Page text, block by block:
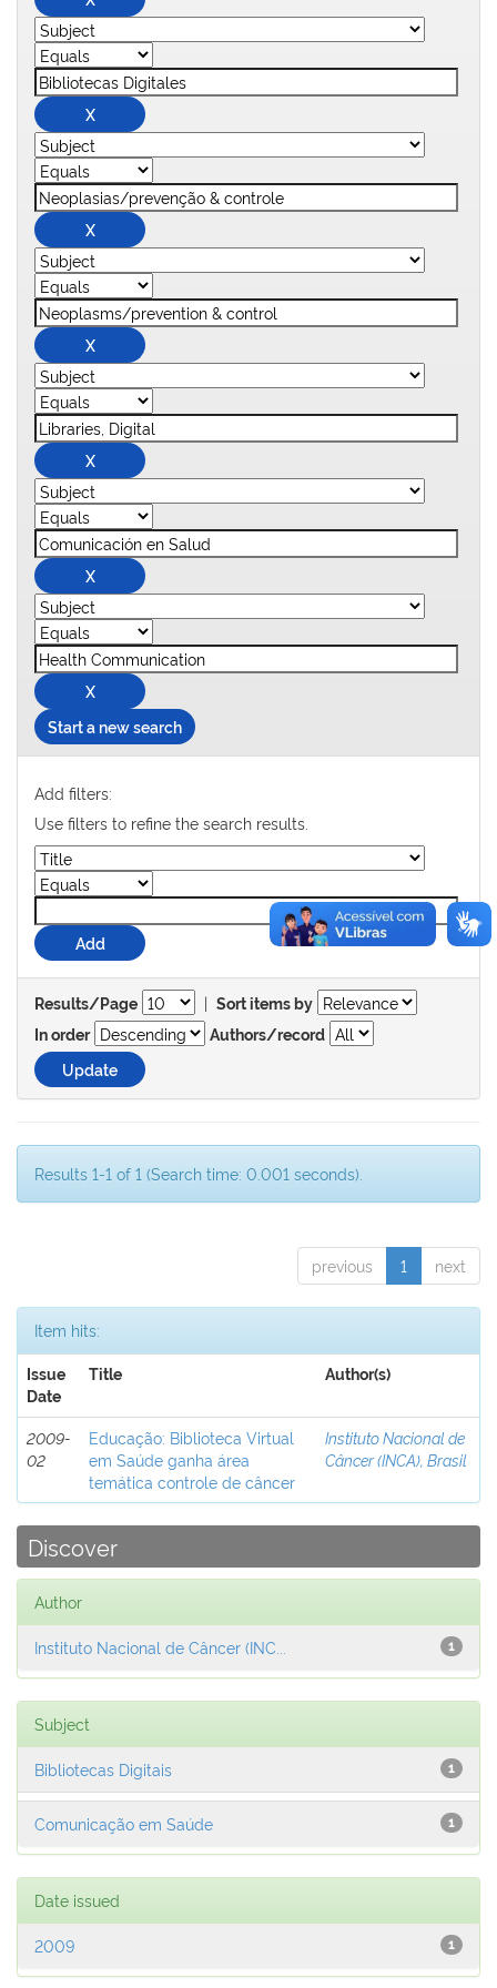
Start a new search
Add filters:
Use filters to refine the search results.
Results/Page | Sort items by
In order
Authors/record
Results 1-1 of 1 (Search time: 0.001 seconds).
previous 1 next
Item hits:
Issue
Date
Title Author(s)
2009-
02
Educação: Biblioteca Virtual
em Saúde ganha área
temática controle de câncer
Instituto Nacional de
Câncer (INCA), Brasil
Discover
Author
1
Instituto Nacional de Câncer (INC...
Subject
1
Bibliotecas Digitais
1
Comunicação em Saúde
Date issued
1
2009